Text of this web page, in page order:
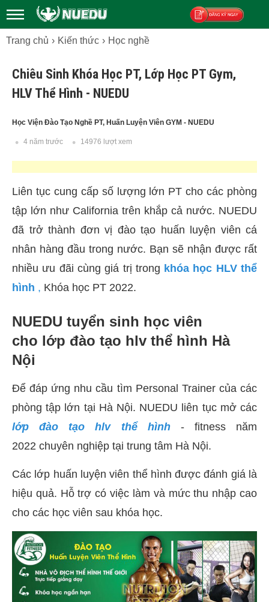
Trang chủ Kiến thức Học nghề
Chiêu Sinh Khóa Học PT, Lớp Học PT Gym,
HLV Thể Hình - NUEDU
Học Viện Đào Tạo Nghề PT, Huấn Luyện Viên GYM - NUEDU
4 năm trước 14976 lượt xem
Liên tục cung cấp số lượng lớn PT cho các phòng
tập lớn như California trên khắp cả nước. NUEDU
đã trở thành đơn vị đào tạo huấn luyện viên cá
nhân hàng đầu trong nước. Bạn sẽ nhận được rất
nhiều ưu đãi cùng giá trị trong khóa học HLV thể
hình , Khóa học PT 2022.
NUEDU tuyển sinh học viên
cho lớp đào tạo hlv thể hình Hà
Nội
Để đáp ứng nhu cầu tìm Personal Trainer của các
phòng tập lớn tại Hà Nội. NUEDU liên tục mở các
lớp đào tạo hlv thể hình- fitness năm
2022 chuyên nghiệp tại trung tâm Hà Nội.
Các lớp huấn luyện viên thể hình được đánh giá là
hiệu quả. Hỗ trợ có việc làm và mức thu nhập cao
cho các học viên sau khóa học.